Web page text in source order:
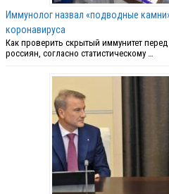
Иммунолог назвал «подводные
коронавируса
Как проверить скрытый иммунитет
россиян, согласно статистическому …